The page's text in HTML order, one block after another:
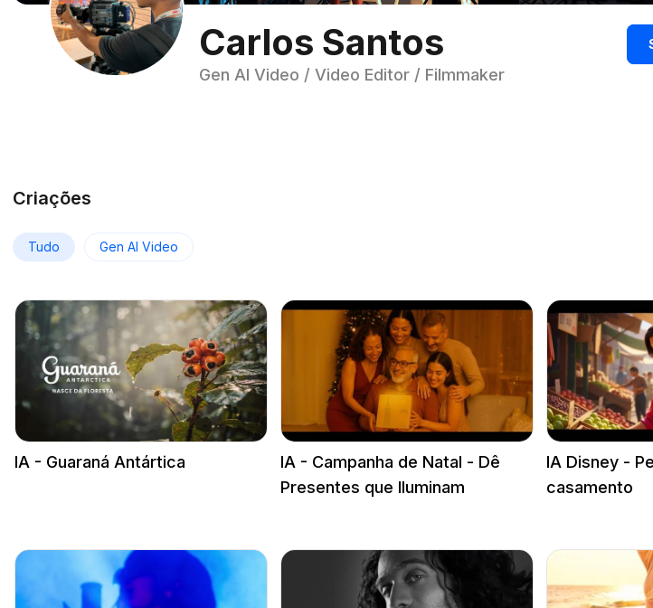
Carlos Santos
Gen AI Video / Video Editor / Filmmaker
Criações
Tudo Gen AI Video
IA - Guaraná Antártica
IA - Campanha de Natal - Dê
Presentes que Iluminam
IA Disney -
casamento